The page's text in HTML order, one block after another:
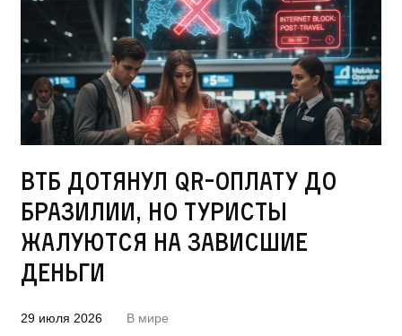
ВТБ дотянул QR-оплату до
Бразилии, но туристы
жалуются на зависшие
деньги
29 июля 2026 В мире